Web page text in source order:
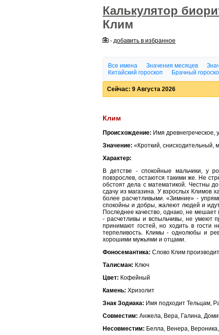
Калькулятор
Клим
- добавить в избранное
Все имена Значения месяцев
Китайский гороскоп
Брачный
Сейчас: 9 Августа 2026
Клим
Происхождение: Имя древнегреческое,
Значение: «Кроткий, снисходительный,
Характер:
В детстве - спокойные мальчики, у
повзрослев, остаются такими же. Не
обстоят дела с математикой. Честны
сдачу из магазина. У взрослых Климов
более расчетливыми. «Зимние» -
спокойны и добры, жалеют людей и
Последнее качество, однако, не
- расчетливы и вспыльчивы, не умеют
принимают гостей, но ходить в гости
терпеливость. Климы - однолюбы и
хорошими мужьями и отцами.
Фоносемантика: Слово Клим
Талисман: Ключ
Цвет: Кофейный
Камень: Хризолит
Знак Зодиака: Имя подходит Тельцам,
Совместим: Анжела, Вера, Галина,
Несовместим: Белла, Венера,